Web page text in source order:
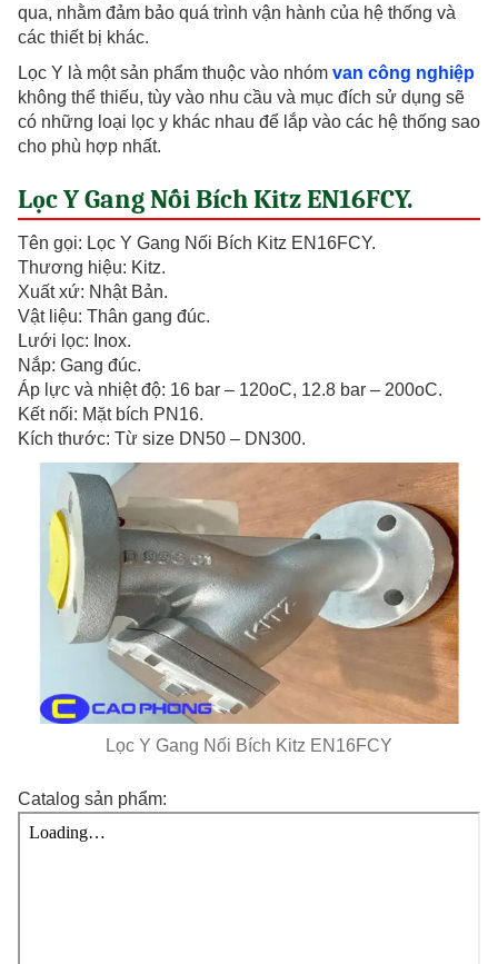
qua, nhằm đảm bảo quá trình vận hành của hệ thống và
các thiết bị khác.
Lọc Y là một sản phẩm thuộc vào nhóm van công nghiệp
không thể thiếu, tùy vào nhu cầu và mục đích sử dụng sẽ
có những loại lọc y khác nhau để lắp vào các hệ thống sao
cho phù hợp nhất.
Lọc Y Gang Nối Bích Kitz EN16FCY.
Tên gọi: Lọc Y Gang Nối Bích Kitz EN16FCY.
Thương hiệu: Kitz.
Xuất xứ: Nhật Bản.
Vật liệu: Thân gang đúc.
Lưới lọc: Inox.
Nắp: Gang đúc.
Áp lực và nhiệt độ: 16 bar – 120oC, 12.8 bar – 200oC.
Kết nối: Mặt bích PN16.
Kích thước: Từ size DN50 – DN300.
Lọc Y Gang Nối Bích Kitz EN16FCY
Catalog sản phẩm: